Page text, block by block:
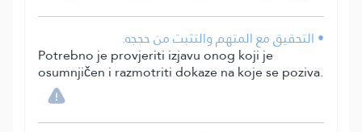
• التحقيق مع المتهم والتثبت من حججه.
Potrebno je provjeriti izjavu onog koji je
osumnjičen i razmotriti dokaze na koje se poziva.